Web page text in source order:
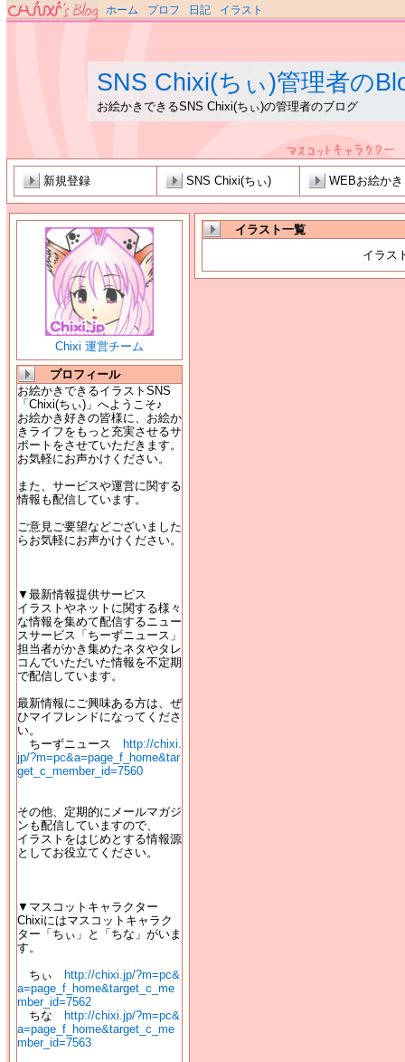
ホーム プロフ 日記 イラスト
SNS Chixi(ちぃ)管理者の
お絵かきできるSNS Chixi(ちぃ)の管理者のブログ
Chixi 運営チーム
プロフィール
お絵かきできるイラストSNS
「Chixi(ちぃ)」へようこそ♪
お絵かき好きの皆様に、お絵か
きライフをもっと充実させるサ
ポートをさせていただきます。
お気軽にお声かけください。
また、サービスや運営に関する
情報も配信しています。
ご意見ご要望などございました
らお気軽にお声かけください。
▼最新情報提供サービス
イラストやネットに関する様々
な情報を集めて配信するニュー
スサービス「ちーずニュース」
担当者がかき集めたネタやタレ
コんでいただいた情報を不定期
で配信しています。
最新情報にご興味ある方は、ぜ
ひマイフレンドになってくださ
い。
ちーずニュース
http://chixi.
jp/?m=pc&a=page_f_home&tar
get_c_member_id=7560
その他、定期的にメールマガジ
ンも配信していますので、
イラストをはじめとする情報源
としてお役立てください。
▼マスコットキャラクター
Chixiにはマスコットキャラク
ター「ちぃ」と「ちな」がいま
す。
ちぃ
http://chixi.jp/?m=pc&
a=page_f_home&target_c_me
mber_id=7562
ちな
http://chixi.jp/?m=pc&
a=page_f_home&target_c_me
mber_id=7563
新規登録 SNS Chixi(ちぃ) WEBお絵か
イラスト一覧
イラス